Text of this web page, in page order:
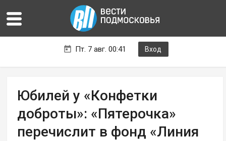
Пт. 7 авг. 00:41 Вход
Юбилей у «Конфетки
доброты»: «Пятерочка»
перечислит в фонд «Линия